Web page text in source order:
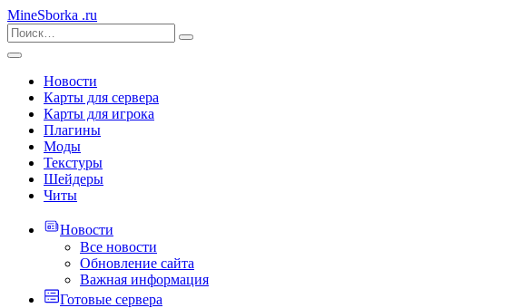
MineSborka .ru
Новости
Карты для сервера
Карты для игрока
Плагины
Моды
Текстуры
Шейдеры
Читы
Новости
Все новости
Обновление сайта
Важная информация
Готовые сервера